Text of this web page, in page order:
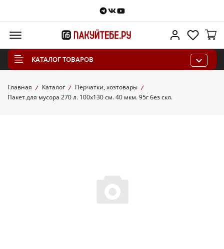
Telegram
VKontakte
Youtube
Личный
КАТАЛОГ ТОВАРОВ
Главная Каталог
Перчатки, хозтовары
Пакет для мусора 270 л. 100х130 см. 40 мкм. 95г без скл.